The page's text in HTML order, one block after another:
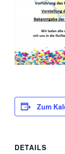
Zum
DETAILS